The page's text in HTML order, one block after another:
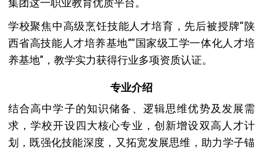
集团这一职业教育优质平台。
学校聚焦中高级烹饪技能人才培育，先后被授牌“陕
西省高技能人才培养基地”“国家级工学一体化人才培
养基地”，教学实力获得行业多项资质认证。
专业介绍
结合高中学子的知识储备、逻辑思维优势及发展需
求，学校开设四大核心专业，创新增设双高人才计
划，既强化技能深度，又拓宽发展思维，助力学子锚